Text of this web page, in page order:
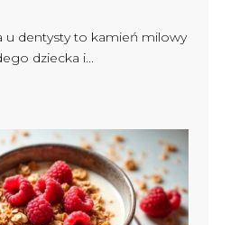
u dentysty to kamień milowy
dziecka i...